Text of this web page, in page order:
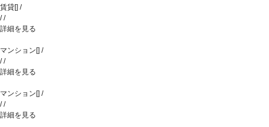
賃貸[] /
//
詳細を見る
マンション [] /
//
詳細を見る
マンション [] /
//
詳細を見る